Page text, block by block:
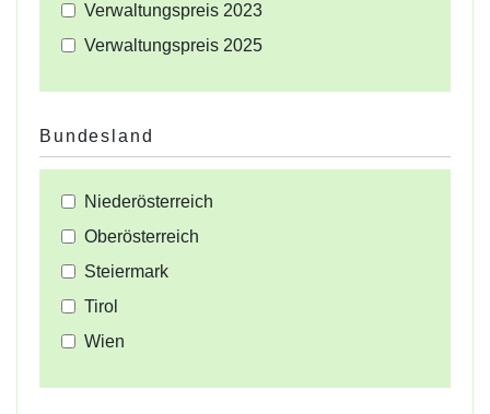
Verwaltungspreis 2023
Verwaltungspreis 2025
Bundesland
Niederösterreich
Oberösterreich
Steiermark
Tirol
Wien